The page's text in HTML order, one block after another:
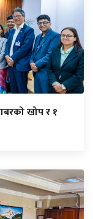
खोप र १